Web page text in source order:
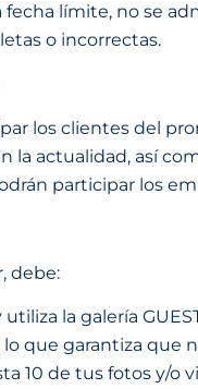
fecha límite, no se
o incorrectas.
los clientes del
la actualidad, así
participar los
debe:
utiliza la galería
lo que garantiza que
10 de tus fotos y/o